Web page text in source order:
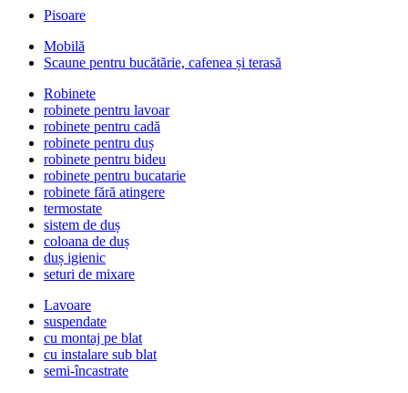
Pisoare
Mobilă
Scaune pentru bucătărie, cafenea și terasă
Robinete
robinete pentru lavoar
robinete pentru cadă
robinete pentru duș
robinete pentru bideu
robinete pentru bucatarie
robinete fără atingere
termostate
sistem de duș
coloana de duș
duș igienic
seturi de mixare
Lavoare
suspendate
cu montaj pe blat
cu instalare sub blat
semi-încastrate